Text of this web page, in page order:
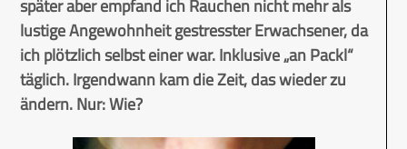
später aber empfand ich Rauchen nicht mehr als
lustige Angewohnheit gestresster Erwachsener, da
ich plötzlich selbst einer war. Inklusive „an Packl“
täglich. Irgendwann kam die Zeit, das wieder zu
ändern. Nur: Wie?